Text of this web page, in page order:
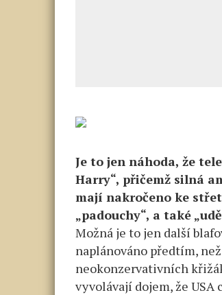
Je to jen náhoda, že
Harry“, přičemž silná
mají nakročeno ke
„padouchy“, a také
Možná je to jen další
naplánováno předtím,
neokonzervativních
vyvolávají dojem, že USA